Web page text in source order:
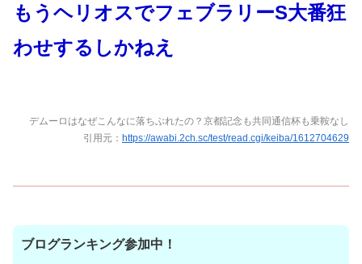
もうヘリオスでフェブラリーS大番狂
わせするしかねえ
デムーロはなぜこんなに落ちぶれたの？京都記念も共同通信杯も乗鞍なし
引用元： https://awabi.2ch.sc/test/read.cgi/keiba/1612704629
ブログランキング参加中！